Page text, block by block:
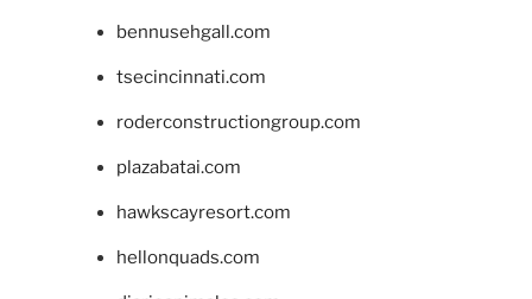
bennusehgall.com
tsecincinnati.com
roderconstructiongroup.com
plazabatai.com
hawkscayresort.com
hellonquads.com